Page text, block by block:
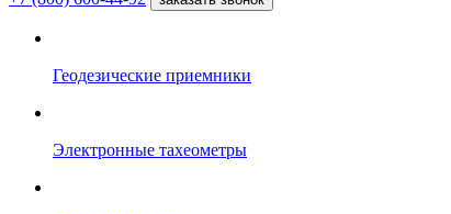
Геодезические приемники
Электронные тахеометры